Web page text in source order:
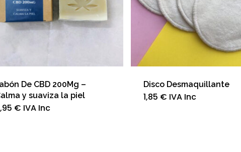
De CBD 200Mg –
y suaviza la piel
€ IVA Inc
Disco Desmaquillante
1,85 € IVA Inc